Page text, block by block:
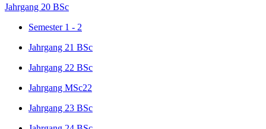
Jahrgang 20 BSc
Semester 1 - 2
Jahrgang 21 BSc
Jahrgang 22 BSc
Jahrgang MSc22
Jahrgang 23 BSc